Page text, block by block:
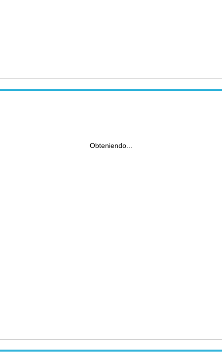
Obteniendo...